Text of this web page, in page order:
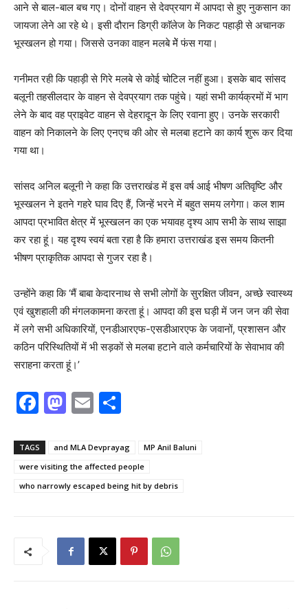
आने से बाल-बाल बच गए। दोनों वाहन से देवप्रयाग में आपदा से हुए नुकसान का
जायजा लेने आ रहे थे। इसी दौरान डिग्री काॅलेज के निकट पहाड़ी से अचानक
भूस्खलन हो गया। जिससे उनका वाहन मलबे मेें फंस गया।
गनीमत रही कि पहाड़ी से गिरे मलबे से कोई चोटिल नहीं हुआ। इसके बाद सांसद
बलूनी तहसीलदार के वाहन से देवप्रयाग तक पहुंचे। यहां सभी कार्यक्रमों में भाग
लेने के बाद वह प्राइवेट वाहन से देहरादून के लिए रवाना हुए। उनके सरकारी
वाहन को निकालने के लिए एनएच की ओर से मलबा हटाने का कार्य शुरू कर दिया
गया था।
सांसद अनिल बलूनी ने कहा कि उत्तराखंड में इस वर्ष आई भीषण अतिवृष्टि और
भूस्खलन ने इतने गहरे घाव दिए हैं, जिन्हें भरने में बहुत समय लगेगा। कल शाम
आपदा प्रभावित क्षेत्र में भूस्खलन का एक भयावह दृश्य आप सभी के साथ साझा
कर रहा हूं। यह दृश्य स्वयं बता रहा है कि हमारा उत्तराखंड इस समय कितनी
भीषण प्राकृतिक आपदा से गुजर रहा है।
उन्होंने कहा कि ‘मैं बाबा केदारनाथ से सभी लोगों के सुरक्षित जीवन, अच्छे स्वास्थ्य
एवं खुशहाली की मंगलकामना करता हूं। आपदा की इस घड़ी में जन जन की सेवा
में लगे सभी अधिकारियों, एनडीआरएफ-एसडीआरएफ के जवानों, प्रशासन और
कठिन परिस्थितियों में भी सड़कों से मलबा हटाने वाले कर्मचारियों के सेवाभाव की
सराहना करता हूं।’
F
c
e
b
M
st
o
d
n
E
ai
l
ar
e
TAGS and MLA Devprayag
MP Anil Baluni
were visiting the affected people
who narrowly escaped being hit by debris